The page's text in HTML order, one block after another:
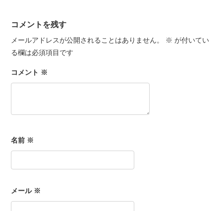
コメントを残す
メールアドレスが公開されることはありません。 ※ が付いてい
る欄は必須項目です
コメント ※
名前 ※
メール ※